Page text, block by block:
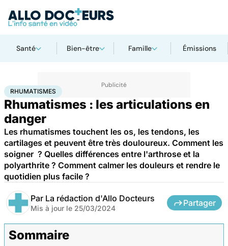
Santé Bien-être Famille Émissions
AccueilSantéMaladies Rhumatismes
RHUMATISMES
Rhumatismes : les articulations en
danger
Les rhumatismes touchent les os, les tendons, les
cartilages et peuvent être très douloureux. Comment les
soigner ? Quelles différences entre l'arthrose et la
polyarthrite ? Comment calmer les douleurs et rendre le
quotidien plus facile ?
Par La rédaction d'Allo Docteurs
Mis à jour le 25/03/2024
Partager
Sommaire